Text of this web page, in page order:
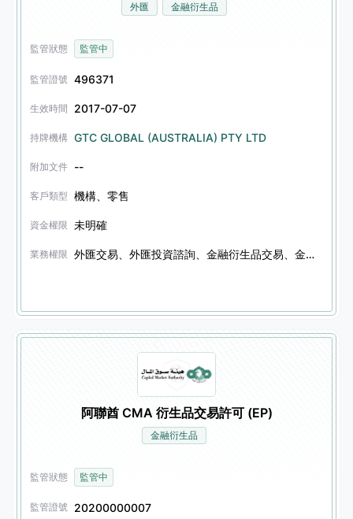
外匯 金融衍生品
監管狀態 監管中
監管證號 496371
生效時間 2017-07-07
持牌機構 GTC GLOBAL (AUSTRALIA) PTY LTD
附加文件 --
客戶類型 機構、零售
資金權限 未明確
業務權限 外匯交易、外匯投資諮詢、金融衍生品交易、金融衍生品投資諮詢
阿聯酋 CMA 衍生品交易許可 (EP)
金融衍生品
監管狀態 監管中
監管證號 20200000007